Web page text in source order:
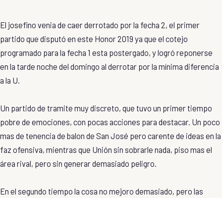
El josefino venia de caer derrotado por la fecha 2, el primer
partido que disputó en este Honor 2019 ya que el cotejo
programado para la fecha 1 esta postergado, y logró reponerse
en la tarde noche del domingo al derrotar por la mínima diferencia
a la U.
Un partido de tramite muy discreto, que tuvo un primer tiempo
pobre de emociones, con pocas acciones para destacar. Un poco
mas de tenencia de balon de San José pero carente de ideas en la
faz ofensiva, mientras que Unión sin sobrarle nada, piso mas el
área rival, pero sin generar demasiado peligro.
En el segundo tiempo la cosa no mejoro demasiado, pero las